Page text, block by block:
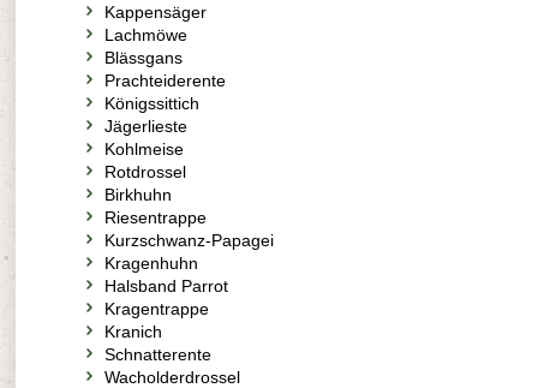
Kappensäger
Lachmöwe
Blässgans
Prachteiderente
Königssittich
Jägerlieste
Kohlmeise
Rotdrossel
Birkhuhn
Riesentrappe
Kurzschwanz-Papagei
Kragenhuhn
Halsband Parrot
Kragentrappe
Kranich
Schnatterente
Wacholderdrossel